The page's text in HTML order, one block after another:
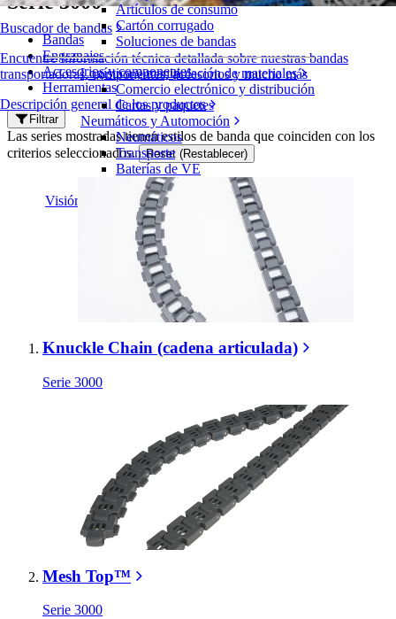
Buscador de bandas
Encuentre Información técnica detallada sobre nuestras bandas
transportadoras, componentes, accesorios y mucho más
Descripción general de los productos
Artículos de consumo
Cartón corrugado
Soluciones de bandas
Logística y manipulación de materiales
Comercio electrónico y distribución
Cartas y paquetes
Neumáticos y Automoción
Neumáticos
Transporte
Baterías de VE
Visión general de las industrias
Bandas
Engranajes
Accesorios y componentes
Herramientas
Filtrar
Las series mostradas tienen estilos de banda que coinciden con los
criterios seleccionados.
Reset (Restablecer)
Knuckle Chain (cadena articulada)
Serie 3000
Mesh Top™
Serie 3000